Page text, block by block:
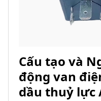
Cấu tạo và
động van
dầu thuỷ lực